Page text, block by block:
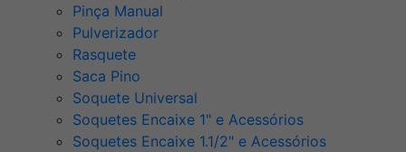
Pinça Manual
Pulverizador
Rasquete
Saca Pino
Soquete Universal
Soquetes Encaixe 1" e Acessórios
Soquetes Encaixe 1.1/2" e Acessórios